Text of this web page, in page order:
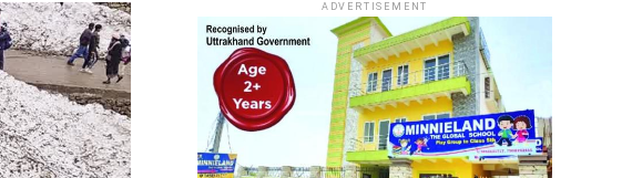
ADVERTISEMENT